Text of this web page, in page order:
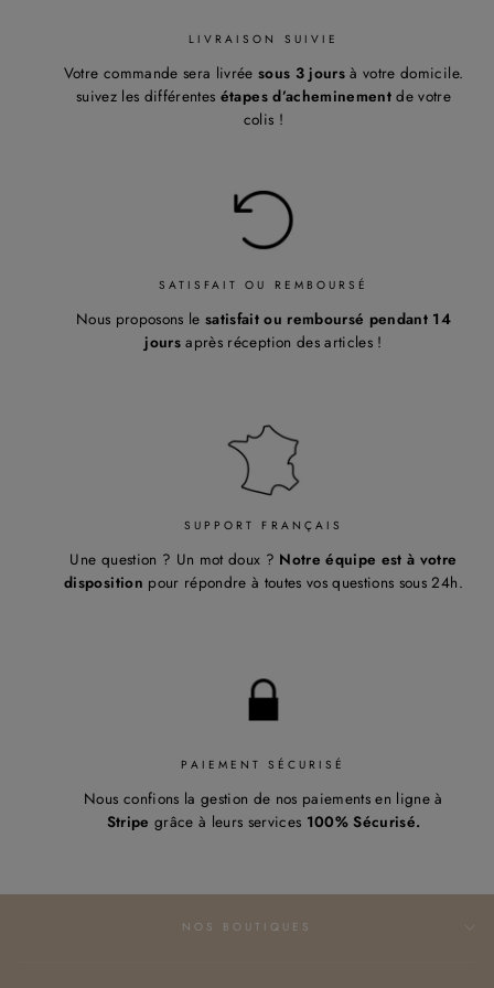
LIVRAISON SUIVIE
Votre commande sera livrée sous 3 joursà votre domicile.
suivez les différentes étapes d’acheminementde votre
colis !
SATISFAIT OU REMBOURSÉ
Nous proposons le satisfait ou remboursé pendant 14
joursaprès réception des articles !
SUPPORT FRANÇAIS
Une question ? Un mot doux ? Notre équipe est à votre
disposition pour répondre à toutes vos questions sous 24h.
PAIEMENT SÉCURISÉ
Nous confions la gestion de nos paiements en ligne à
Stripe grâce à leurs services 100% Sécurisé.
NOS BOUTIQUES